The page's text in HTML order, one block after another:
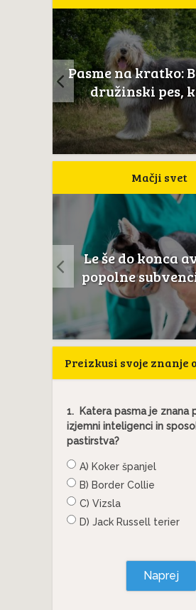
Bobtail je
ki ne...
Mačji svet
Le še do konca avgusta
popolne subvencije za...
Preizkusi svoje znanje
1.
Katera pasma je znana
izjemni inteligenci in
pastirstva?
A) Koker španjel
B) Border Collie
C) Vizsla
D) Jack Russell terier
Naprej